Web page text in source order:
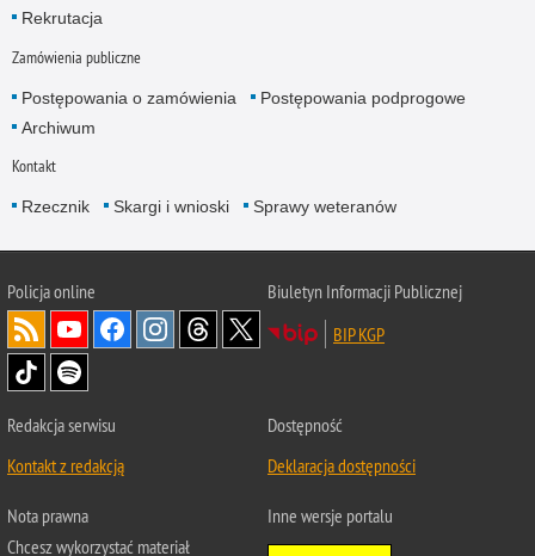
Rekrutacja
Zamówienia publiczne
Postępowania o zamówienia
Postępowania podprogowe
Archiwum
Kontakt
Rzecznik Skargi i wnioski Sprawy weteranów
Policjaonline
Biuletyn Informacji Publicznej
BIP KGP
Redakcja serwisu
Kontakt z redakcją
Dostępność
Deklaracja dostępności
Nota prawna
Chcesz wykorzystać materiał
Inne wersje portalu